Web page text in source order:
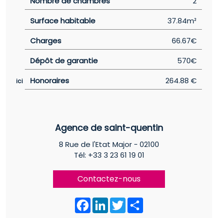
ici
Surface habitable
37.84m²
Charges
66.67€
Dépôt de garantie
570€
Honoraires
264.88 €
Agence de saint-quentin
8 Rue de l'Etat Major - 02100
Tél: +33 3 23 61 19 01
Contactez-nous
F L T
w